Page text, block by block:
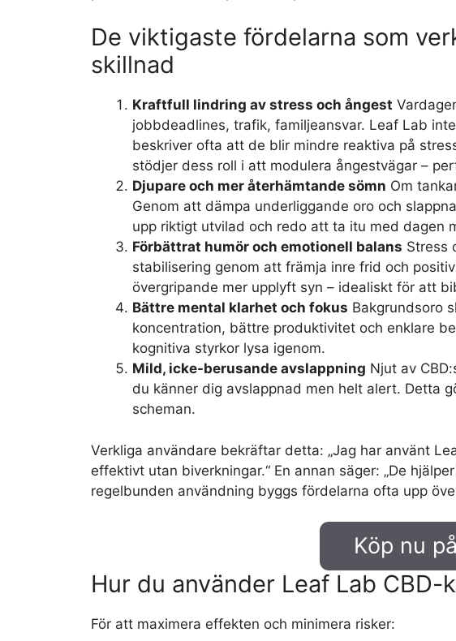
De viktigaste fördelarna som
skillnad
Kraftfull lindring av stress och ångest
jobbdeadlines, trafik, familjeansvar. Leaf Lab
beskriver ofta att de blir mindre reaktiva på
stödjer dess roll i att modulera ångestvägar –
Djupare och mer återhämtande sömn Om
Genom att dämpa underliggande oro och
upp riktigt utvilad och redo att ta itu med dagen
Förbättrat humör och emotionell balans Stress
stabilisering genom att främja inre frid och
övergripande mer upplyft syn – idealiskt för att
Bättre mental klarhet och fokus Bakgrundsoro
koncentration, bättre produktivitet och enklare
kognitiva styrkor lysa igenom.
Mild, icke-berusande avslappning Njut av
du känner dig avslappnad men helt alert. Detta
scheman.
Verkliga användare bekräftar detta: „Jag har använt
effektivt utan biverkningar.“ En annan säger: „De
regelbunden användning byggs fördelarna ofta upp
Köp nu
Hur du använder Leaf Lab
För att maximera effekten och minimera risker: